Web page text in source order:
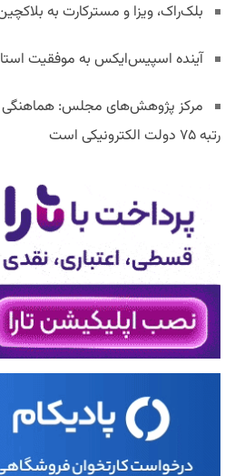
بلک‌راک، ویزا و مسترکارت به
آینده اسپیس‌ایکس به موفقیت
مرکز پژوهش‌های مجلس: هماهنگی
رتبه ۷۵ دولت الکترونیکی است